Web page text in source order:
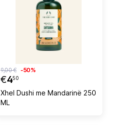
€450
9,00 € -50%
Xhel Dushi me Mandarinë 250
ML